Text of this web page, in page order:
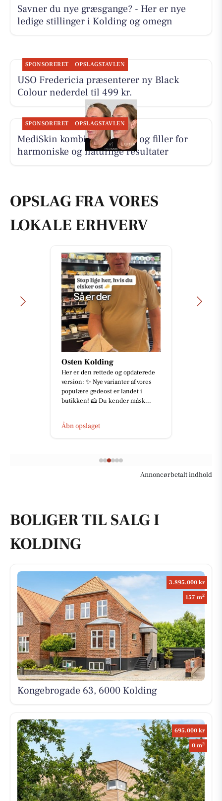
Savner du nye græsgange? - Her er nye
ledige stillinger i Kolding og omegn
SPONSORERET OPSLAGSTAVLEN
USO Fredericia præsenterer ny Black
Colour nederdel til 499 kr.
SPONSORERET OPSLAGSTAVLEN
MediSkin kombinerer botox og filler for
harmoniske og naturlige resultater
OPSLAG FRA VORES
LOKALE ERHVERV
Osten Kolding
Her er den rettede og opdaterede
version: ✨ Nye varianter af vores
populære gedeost er landet i
butikken! 🧀 Du kender måsk...
Åbn opslaget
Annoncørbetalt indhold
BOLIGER TIL SALG I
KOLDING
3.895.000 kr
157 m2
Kongebrogade 63, 6000 Kolding
695.000 kr
0 m2